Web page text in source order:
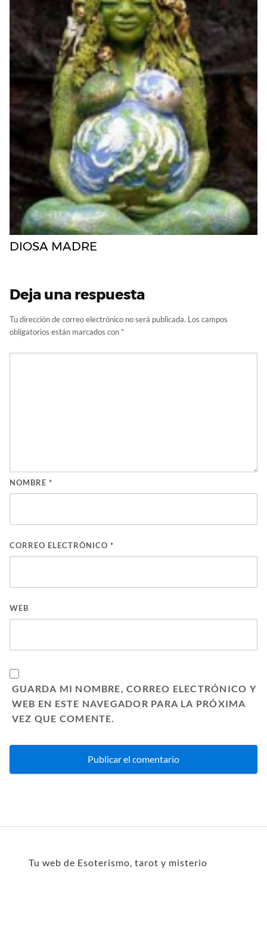
DIOSA MADRE
Deja una respuesta
Tu dirección de correo electrónico no será publicada. Los campos
obligatorios están marcados con *
NOMBRE *
CORREO ELECTRÓNICO *
WEB
GUARDA MI NOMBRE, CORREO ELECTRÓNICO Y
WEB EN ESTE NAVEGADOR PARA LA PRÓXIMA
VEZ QUE COMENTE.
Tu web de Esoterismo, tarot y misterio